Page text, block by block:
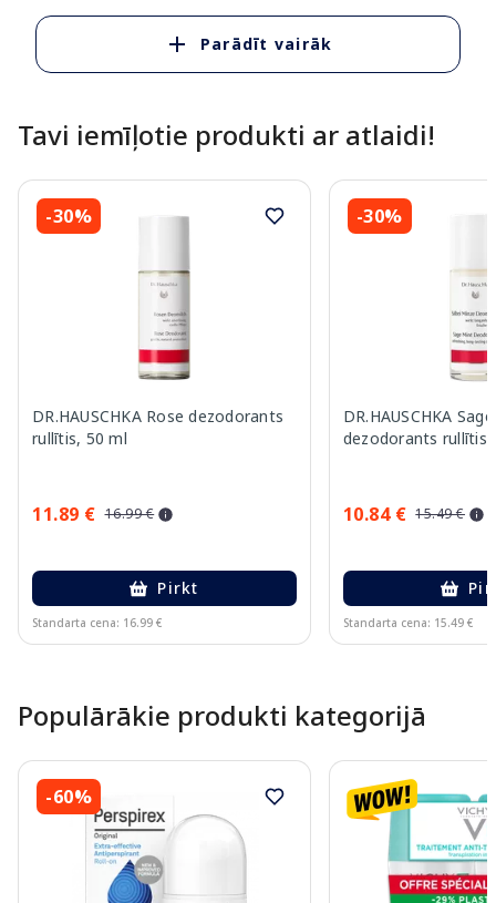
Parādīt vairāk
Tavi iemīļotie produkti ar atlaidi!
-30%
DR.HAUSCHKA Rose dezodorants
rullītis, 50 ml
11.89 € 16.99 €
Pirkt
Standarta cena: 16.99 €
-30%
DR.HAUSCHKA
dezodorants rullītis,
10.84 € 15.49 €
Standarta cena: 15.49 €
Populārākie produkti kategorijā
-60%